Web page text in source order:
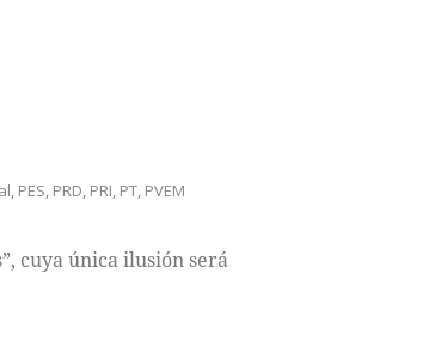
, PES, PRD, PRI, PT, PVEM
cuya única ilusión será